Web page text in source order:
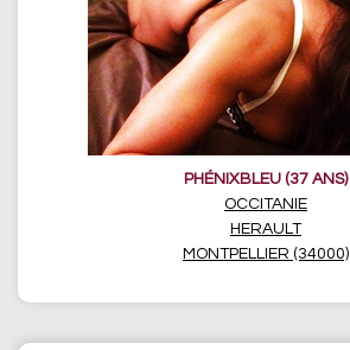
PHÉNIXBLEU (37 ANS)
OCCITANIE
HERAULT
MONTPELLIER (34000)